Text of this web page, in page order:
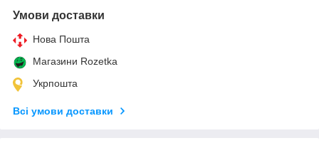
Умови доставки
Нова Пошта
Магазини Rozetka
Укрпошта
Всі умови доставки